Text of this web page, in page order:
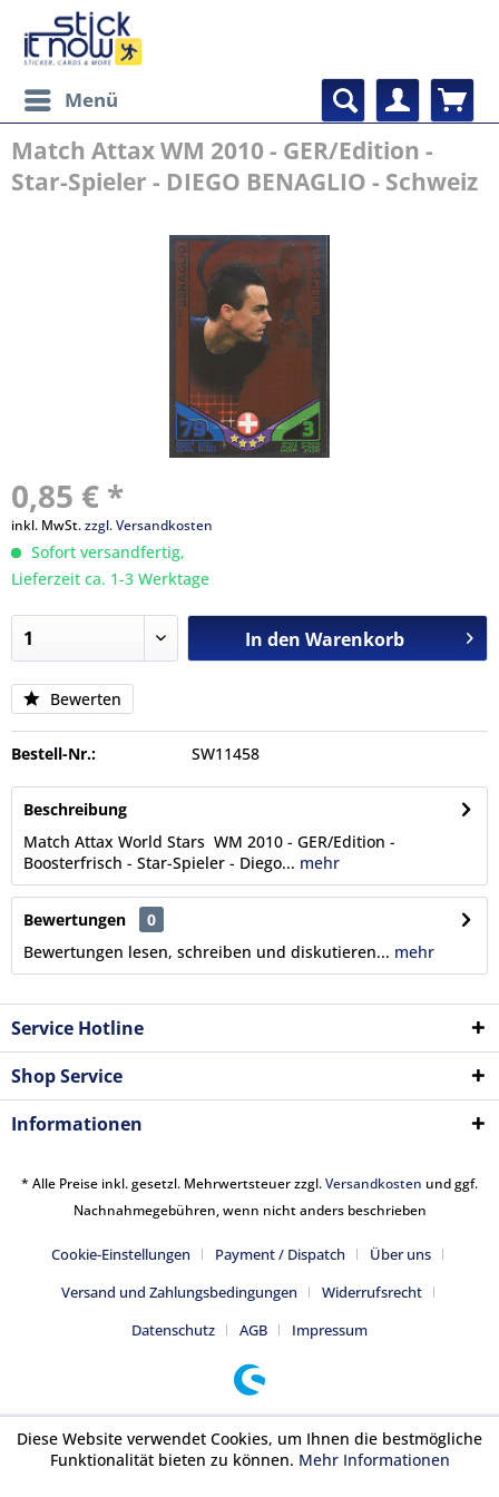
Menü
Match Attax WM 2010 - GER/Edition -
Star-Spieler - DIEGO BENAGLIO - Schweiz
0,85 € *
inkl. MwSt.zzgl. Versandkosten
Sofort versandfertig,
Lieferzeit ca. 1-3 Werktage
In den Warenkorb
Bewerten
Bestell-Nr.: SW11458
Beschreibung
Match Attax World Stars WM 2010 - GER/Edition -
Boosterfrisch - Star-Spieler - Diego... mehr
Bewertungen
0
Bewertungen lesen, schreiben und diskutieren... mehr
Service Hotline
Shop Service
Informationen
* Alle Preise inkl. gesetzl. Mehrwertsteuer zzgl.Versandkosten und ggf.
Nachnahmegebühren, wenn nicht anders beschrieben
Cookie-Einstellungen Payment / Dispatch
Über uns
Versand und Zahlungsbedingungen
Widerrufsrecht
Datenschutz
AGB Impressum
Diese Website verwendet Cookies, um Ihnen die bestmögliche
Funktionalität bieten zu können. Mehr Informationen